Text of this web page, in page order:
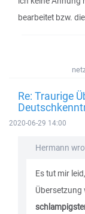
bearbeitet bzw.
Re: Traurige
2020-06-29 14:00
Hermann
Es tut mir
Übersetzung